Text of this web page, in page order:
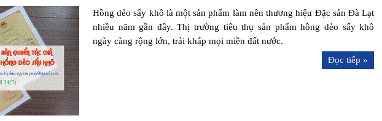
Hồng dẻo sấy khô là một sản phẩm làm nên thương hiệu Đặc sản Đà Lạt
nhiều năm gần đây. Thị trường tiêu thụ sản phẩm hồng dẻo sấy khô
ngày càng rộng lớn, trải khắp mọi miền đất nước.
Đọc tiếp »